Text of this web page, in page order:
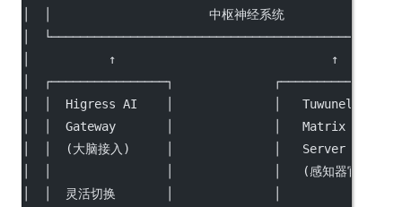
│  │                      中枢神经系统
│
│           ↑                              ↑
│  ┌────────────────┐
│  │  Higress AI    │              │   Tuwunel
│  │  Gateway       │              │   Matrix
│  │  (大脑接入)     │              │   Server
│  │                │              │   (感知器官)
│  │  灵活切换       │              │